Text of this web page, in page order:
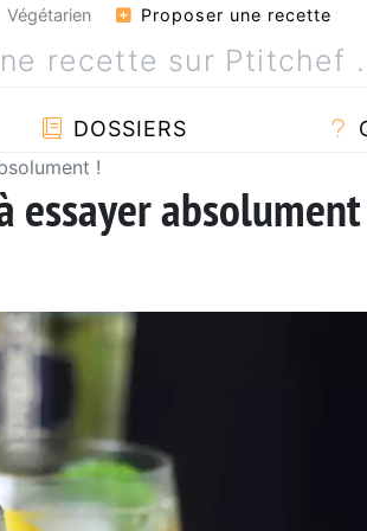
Végétarien Proposer une recette
DOSSIERS
!
essayer